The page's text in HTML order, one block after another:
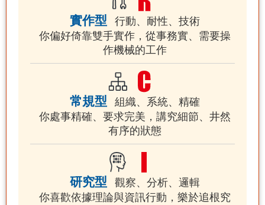
實作型
行動、耐性、技術
你偏好倚靠雙手實作，從事務實、需要操
作機械的工作
常規型
組織、系統、精確
你處事精確、要求完美，講究細節、井然
有序的狀態
研究型
觀察、分析、邏輯
你喜歡依據理論與資訊行動，樂於追根究